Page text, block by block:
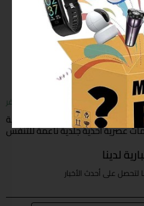
لدينا
لتحصل على أحدث الأخبار
متوفر
ربيع أسلوب جديد أحذية بيضاء أحذية الرجال العادية
عصرية أحذية جلدية ناعمة للتنفس
للرجال